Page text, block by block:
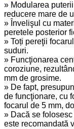
» Modularea
reducere mare de
» Învelişul cu
peretele posterior
» Toți pereţii
suduri.
» Funcţionarea
coroziune,
mm de grosime.
» De fapt,
de funcţionare, cu
focarul de 5 mm,
» Dacă se
este recomandată